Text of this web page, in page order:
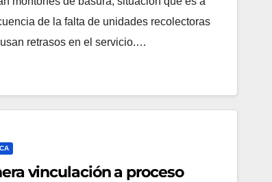
de la falta de unidades recolectoras
retrasos en el servicio.…
vinculación a proceso